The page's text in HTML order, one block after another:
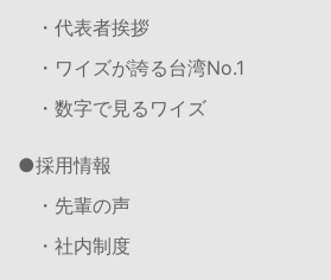
・代表者挨拶
・ワイズが誇る台湾No.1
・数字で見るワイズ
採用情報
・先輩の声
・社内制度